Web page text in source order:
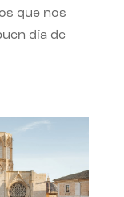
que nos
día de